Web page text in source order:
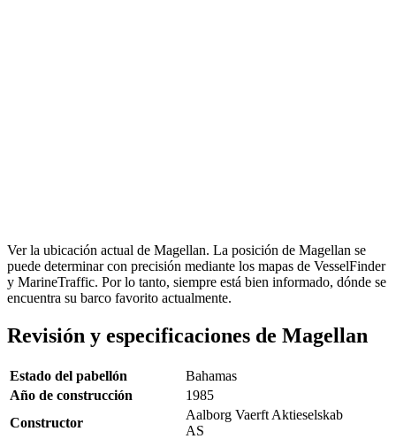
Ver la ubicación actual de Magellan. La posición de Magellan se
puede determinar con precisión mediante los mapas de VesselFinder
y MarineTraffic. Por lo tanto, siempre está bien informado, dónde se
encuentra su barco favorito actualmente.
Revisión y especificaciones de Magellan
Estado del pabellón
Bahamas
Año de construcción
1985
Constructor
Aalborg Vaerft Aktieselskab
AS